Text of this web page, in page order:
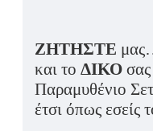
ΖΗΤΗΣΤΕ
και το ΔΙΚΟ σας
Παραμυθένιο
έτσι όπως εσείς